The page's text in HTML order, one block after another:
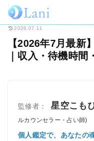
ホーム 電話占い
2026.07.11
【2026年7月最新
｜収入・待機時
監修者： 星空こも
ルカウンセラー・占い師)
個人鑑定で、あなたの